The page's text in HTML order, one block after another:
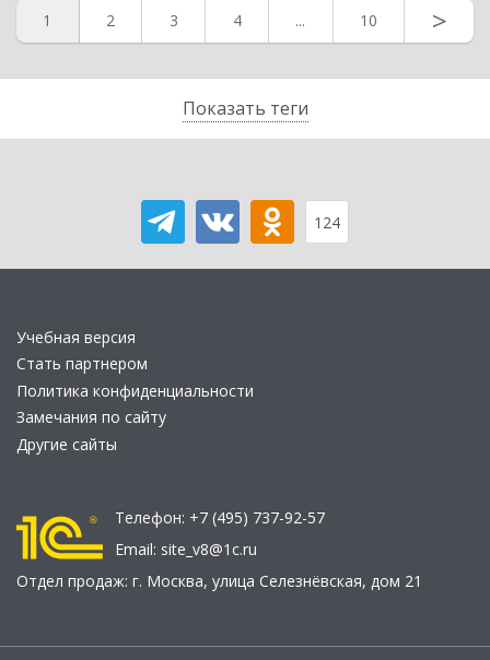
Показать теги
1 2 3 4 ... 10 >
124
Учебная версия
Стать партнером
Политика конфиденциальности
Замечания по сайту
Другие сайты
Телефон: +7 (495) 737-92-57
Email: site_v8@1c.ru
Отдел продаж: г. Москва, улица Селезнёвская, дом 21